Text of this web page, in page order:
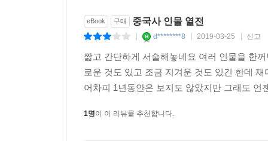
eBook 구매 중국사 인물 열전
d********8 2019-03-25 신고
짧고 간단하게 서술해놓네요 여러 인물을 한
로운 것도 있고 조금 지겨운 것도 있긴 한데
어차피 1년동안은 보지도 않았지만 그래도
1명이 이 리뷰를 추천합니다.